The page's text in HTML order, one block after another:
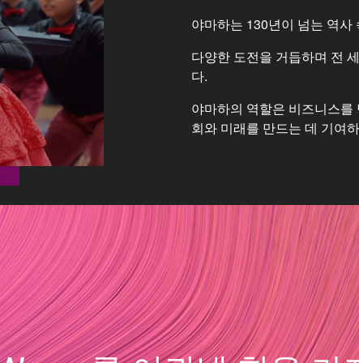
야마하는 130년이 넘는 역
다양한 도전을 거듭하며 전
다.
야마하의 역할은 비즈니스
회와 미래를 만드는 데 기여